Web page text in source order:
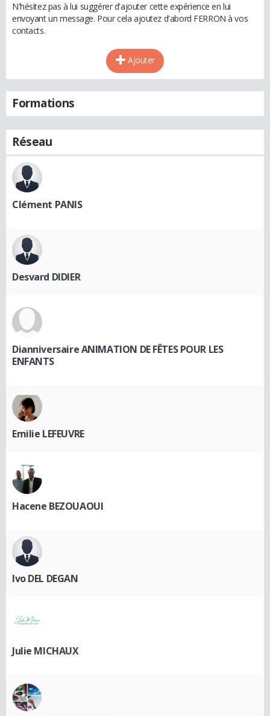
N'hésitez pas à lui suggérer d'ajouter cette expérience en lui
envoyant un message. Pour cela ajoutez d'abord FERRON à vos
contacts.
Ajouter
Formations
Réseau
Clément PANIS
Desvard DIDIER
Dianniversaire ANIMATION DE FÊTES POUR LES
ENFANTS
Emilie LEFEUVRE
Hacene BEZOUAOUI
Ivo DEL DEGAN
Julie MICHAUX